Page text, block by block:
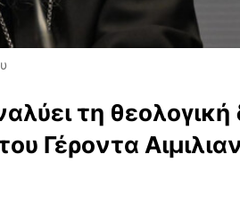
τη θεολογική
Γέροντα